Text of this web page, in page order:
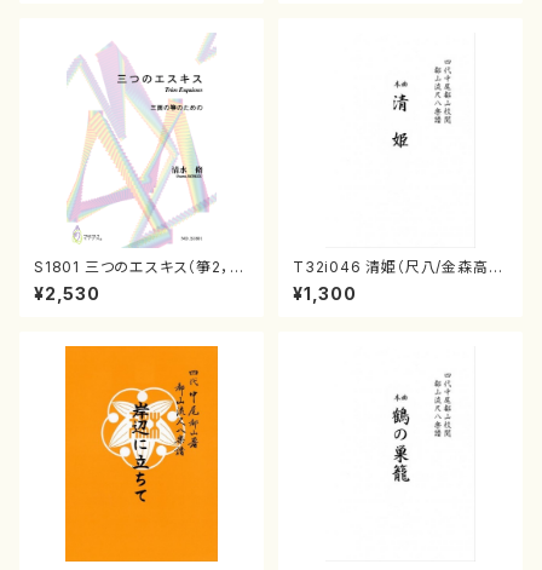
S1801 三つのエスキス（箏2，1
7/清水 脩/楽譜）
¥2,530
T32i046 清姫（尺八/金森高
山/楽譜）都山流公刊楽譜曲番：
45
¥1,300